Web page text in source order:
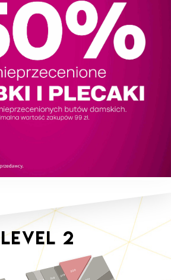
Level 2
220
219
218